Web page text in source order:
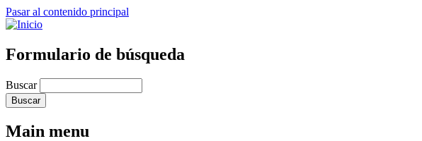
Pasar al contenido principal
Formulario de búsqueda
Buscar
Main menu